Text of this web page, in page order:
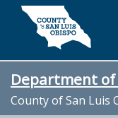
Skip to main content
Department
County of San Luis